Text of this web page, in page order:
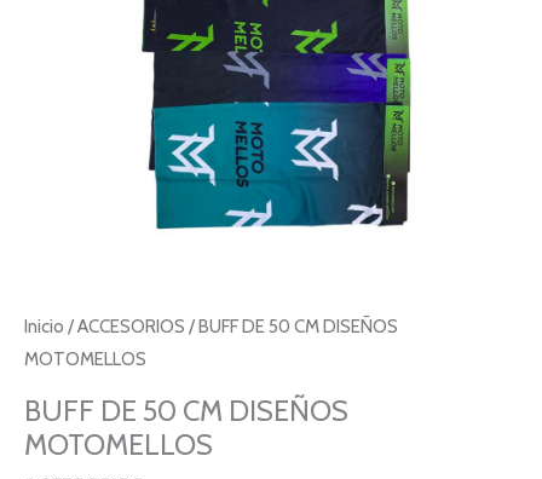
Inicio /ACCESORIOS / BUFF DE 50 CM DISEÑOS
MOTOMELLOS
BUFF DE 50 CM DISEÑOS
MOTOMELLOS